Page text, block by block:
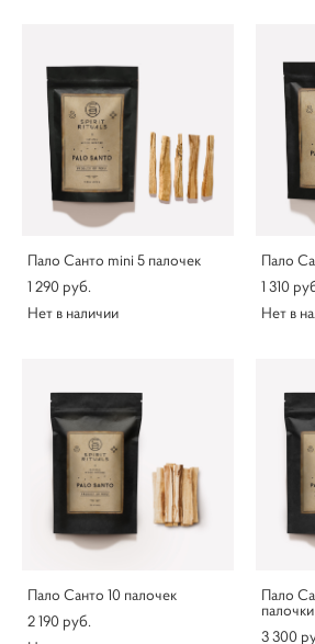
Пало Санто mini 5 палочек
1 290 pуб.
Нет в наличии
Пало
1 310
Нет в
Пало Санто 10 палочек
2 190 pуб.
Пало
палочки
3 300